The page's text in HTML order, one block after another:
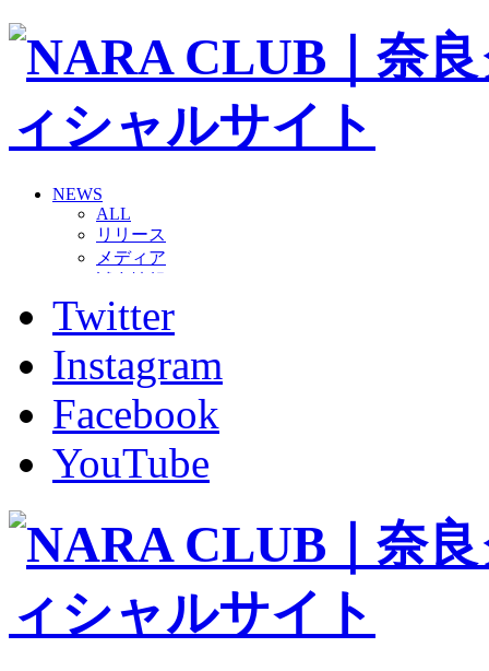
NEWS
ALL
リリース
メディア
グッズ
ファンコミュニティ
ホームタウン
コラム
その他
TEAM
2026/27トップチーム
2026/27トップチームスタッフ
バモス
チアダンススクール
ボランティアチーム「volundeer」
ビクトリーロード
HOMEGAME
観戦ルール＆マナー
Twitter
Instagram
Facebook
YouTube